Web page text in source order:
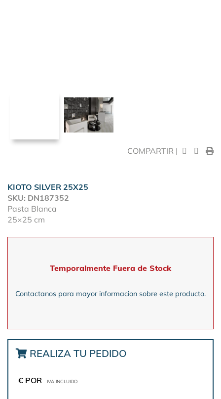
COMPARTIR |
KIOTO SILVER 25X25
SKU: DN187352
Pasta Blanca
25×25 cm
Temporalmente Fuera de Stock
Contactanos para mayor informacion sobre este producto.
REALIZA TU PEDIDO
€ POR IVA INCLUIDO